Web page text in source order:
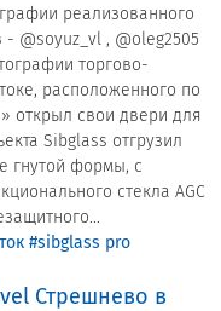
реализованного
@soyuz_vl , @oleg2505
торгово-
расположенного по
открыл свои двери для
Sibglass отгрузил
гнутой формы, с
стекла AGC
#sibglass pro
Стрешнево в